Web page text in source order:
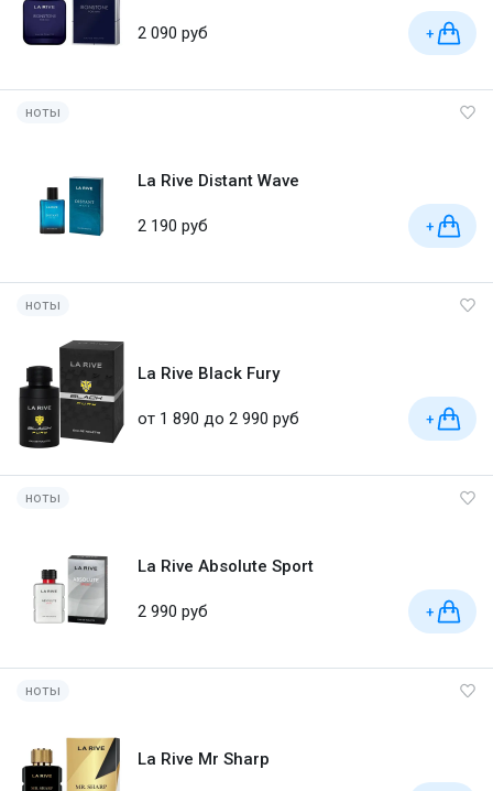
2 090 руб +
ноты
La Rive Distant Wave
2 190 руб +
ноты
La Rive Black Fury
от 1 890 до 2 990 руб +
ноты
La Rive Absolute Sport
2 990 руб +
ноты
La Rive Mr Sharp